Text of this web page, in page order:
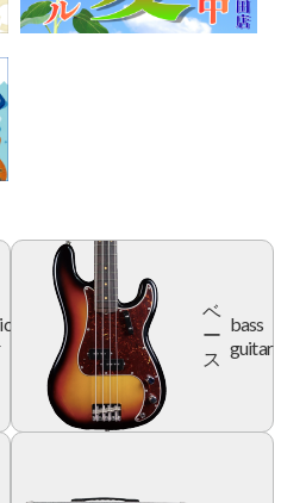
ベ
ー
ス
bass
guitar